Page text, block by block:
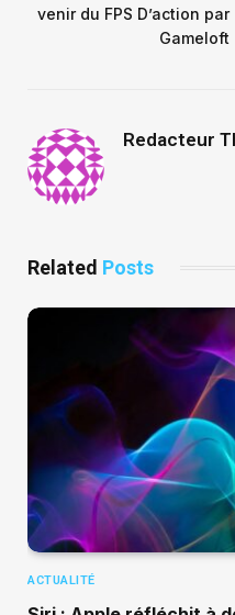
venir du FPS D’action par
Gameloft
Redacteur
Related Posts
ACTUALITÉ